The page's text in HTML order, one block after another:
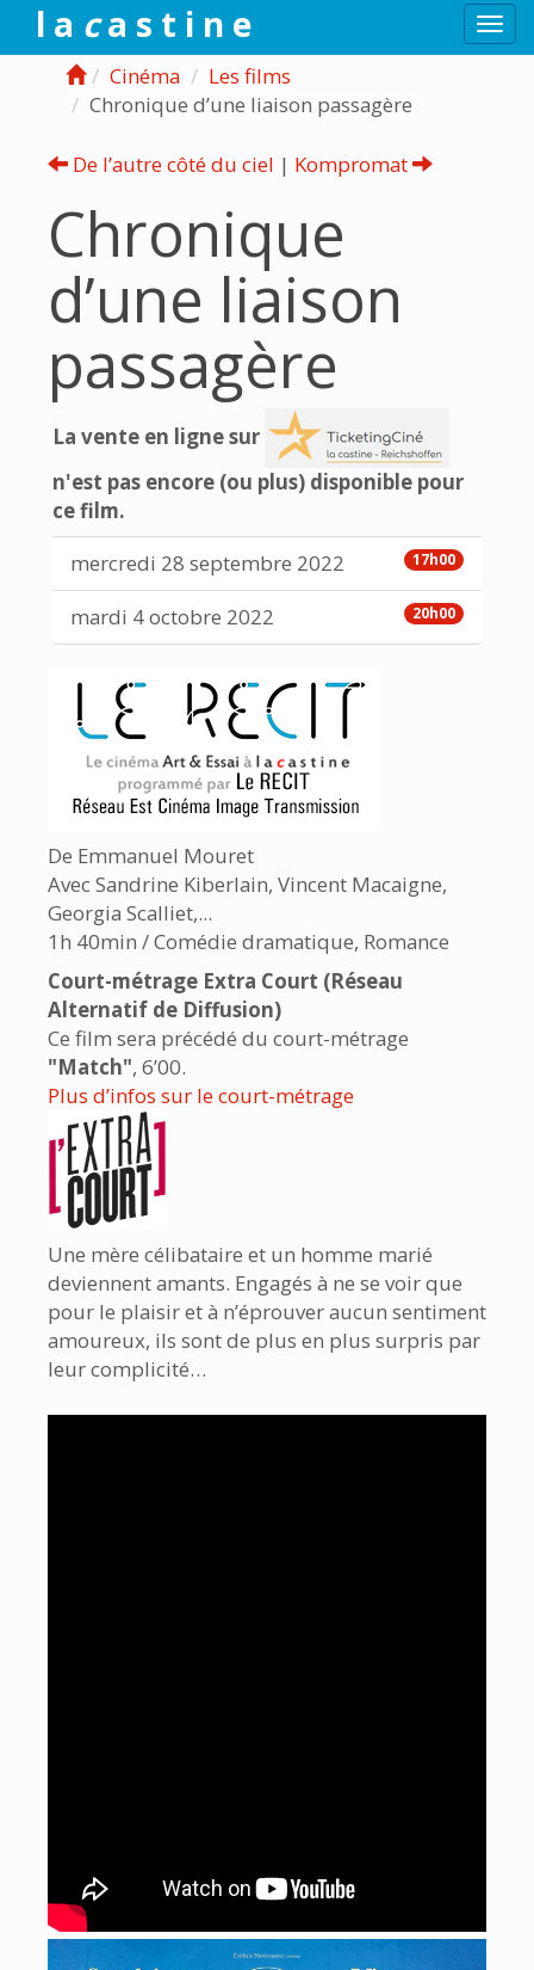
l a ca s t i n e
Cinéma
Les films
Chronique d’une liaison passagère
De l’autre côté du ciel | Kompromat
Chronique
d’une liaison
passagère
La vente en ligne sur
n'est pas encore (ou plus) disponible pour
ce film.
17h00
mercredi 28 septembre 2022
20h00
mardi 4 octobre 2022
De Emmanuel Mouret
Avec Sandrine Kiberlain, Vincent Macaigne,
Georgia Scalliet,...
1h 40min / Comédie dramatique, Romance
Court-métrage Extra Court (Réseau
Alternatif de Diffusion)
Ce film sera précédé du court-métrage
"Match", 6’00.
Plus d’infos sur le court-métrage
Une mère célibataire et un homme marié
deviennent amants. Engagés à ne se voir que
pour le plaisir et à n’éprouver aucun sentiment
amoureux, ils sont de plus en plus surpris par
leur complicité…